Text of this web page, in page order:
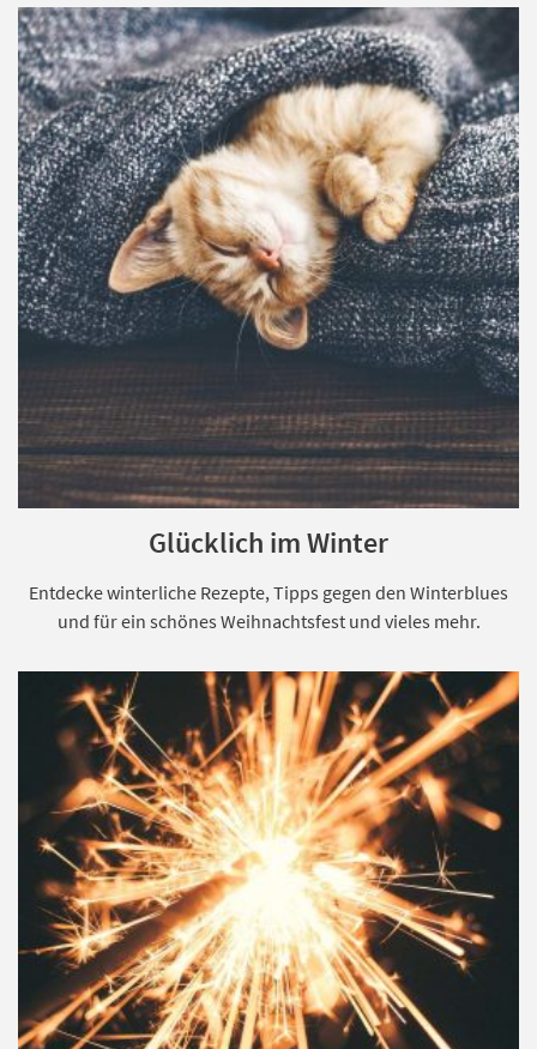
Glücklich im Winter
Entdecke winterliche Rezepte, Tipps gegen den Winterblues
und für ein schönes Weihnachtsfest und vieles mehr.